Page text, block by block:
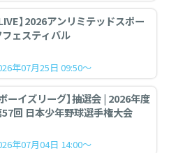
LIVE】2026アンリミテッドスポー
フェスティバル
年07月25日 09:50～
ボーイズリーグ】抽選会 | 2026年度
回 日本少年野球選手権大会
年07月04日 14:00～